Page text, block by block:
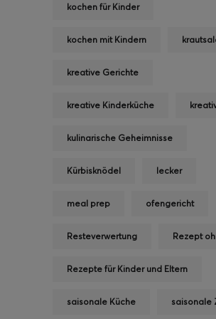
kochen für Kinder
kochen mit Kindern
kreative Gerichte
kreative Kinderküche
kulinarische Geheimnisse
Kürbisknödel lecker
meal prep ofengericht
Resteverwertung Rezept
Rezepte für Kinder und Eltern
saisonale Küche saisonale